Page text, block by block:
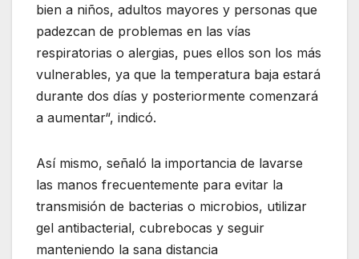
bien a niños, adultos mayores y personas que
padezcan de problemas en las vías
respiratorias o alergias, pues ellos son los más
vulnerables, ya que la temperatura baja estará
durante dos días y posteriormente comenzará
a aumentar“, indicó.
Así mismo, señaló la importancia de lavarse
las manos frecuentemente para evitar la
transmisión de bacterias o microbios, utilizar
gel antibacterial, cubrebocas y seguir
manteniendo la sana distancia